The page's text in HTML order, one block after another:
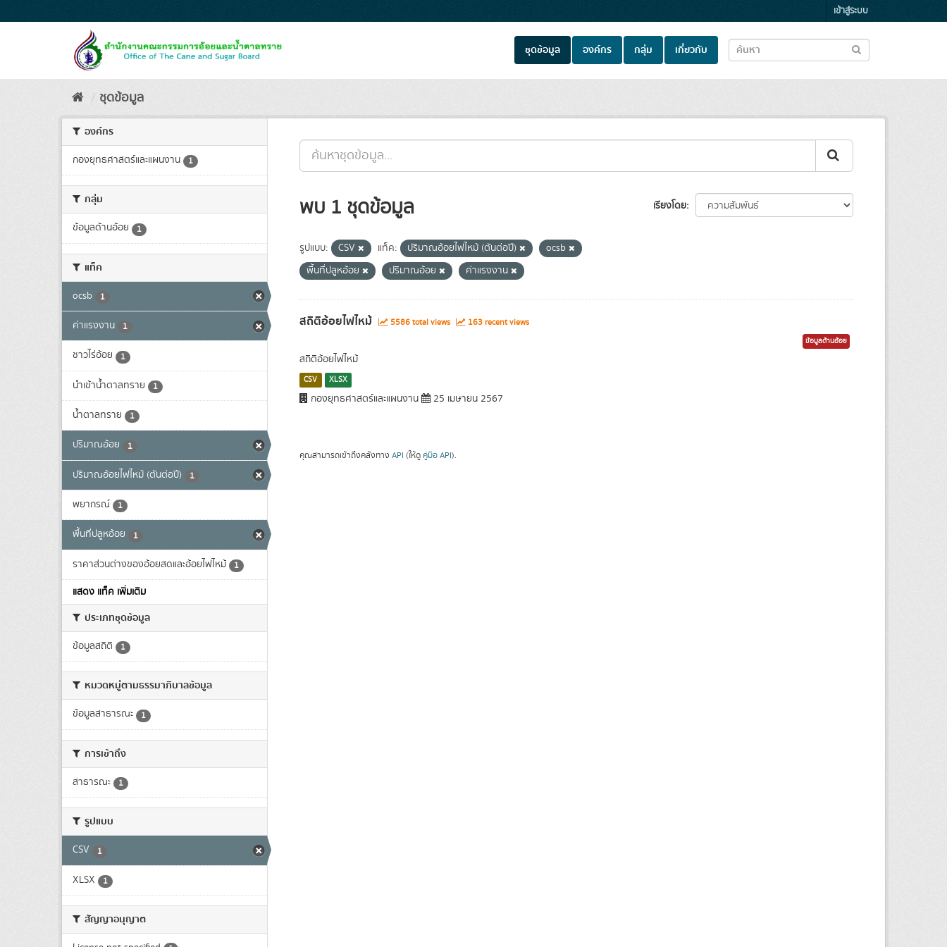
to
เข้าสู่ระบบ
ชุดข้อมูล องค์กร กลุ่ม เกี่ยวกับ
ชุดข้อมูล
องค์กร
กองยุทธศาสตร์และแผนงาน 1
กลุ่ม
ข้อมูลด้านอ้อย 1
แท็ค
ocsb 1
ค่าแรงงาน 1
ชาวไร่อ้อย 1
นำเข้าน้ำตาลทราย 1
น้ำตาลทราย 1
ปริมาณอ้อย 1
ปริมาณอ้อยไฟไหม้ (ตันต่อปี) 1
พยากรณ์ 1
พื้นที่ปลูหอ้อย 1
ราคาส่วนต่างของอ้อยสดและอ้อยไฟไหม้ 1
แสดง แท็ค เพิ่มเติม
ประเภทชุดข้อมูล
ข้อมูลสถิติ 1
หมวดหมู่ตามธรรมาภิบาลข้อมูล
ข้อมูลสาธารณะ 1
การเข้าถึง
สาธารณะ 1
รูปแบบ
CSV 1
XLSX 1
สัญญาอนุญาต
เรียงโดย
พบ 1 ชุดข้อมูล
รูปแบบ: CSV แท็ค: ปริมาณอ้อยไฟไหม้ (ตันต่อปี)
ocsb
พื้นที่ปลูหอ้อย
ปริมาณอ้อย ค่าแรงงาน
สถิติอ้อยไฟไหม้ 5586 total views 163 recent views
ข้อมูลด้านอ้อย
สถิติอ้อยไฟไหม้
CSV XLSX
กองยุทธศาสตร์และแผนงาน 25 เมษายน 2567
คุณสามารถเข้าถึงคลังทาง API (ให้ดู คู่มือ API).